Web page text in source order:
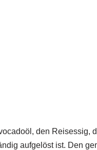
den Reisessig,
aufgelöst ist. Den